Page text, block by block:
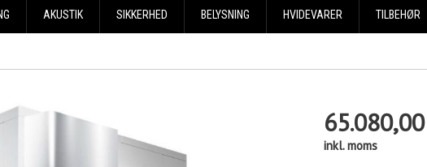
AKUSTIK SIKKERHED BELYSNING HVIDEVARER TILBEHØR
65.080,00
inkl. moms